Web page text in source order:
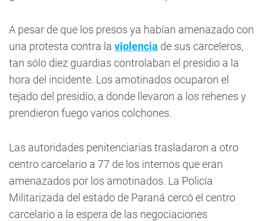
A pesar de que los presos ya habían amenazado con
una protesta contra la violencia de sus carceleros,
tan sólo diez guardias controlaban el presidio a la
hora del incidente. Los amotinados ocuparon el
tejado del presidio, a donde llevaron a los rehenes y
prendieron fuego varios colchones.
Las autoridades penitenciarias trasladaron a otro
centro carcelario a 77 de los internos que eran
amenazados por los amotinados. La Policía
Militarizada del estado de Paraná cercó el centro
carcelario a la espera de las negociaciones